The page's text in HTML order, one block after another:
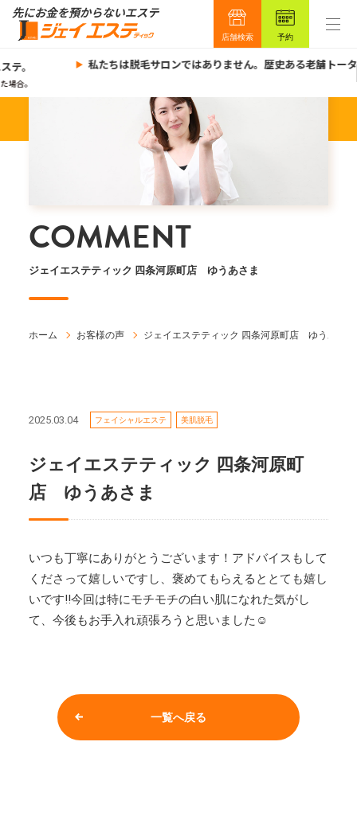
店舗検索 予約
テ。
場合。
私たちは脱毛サロンではありません。歴史ある老舗トー
COMMENT
ジェイエステティック 四条河原町店 ゆうあさま
ホーム お客様の声 ジェイエステティック 四条河原町店 ゆうあさま
2025.03.04 フェイシャルエステ 美肌脱毛
ジェイエステティック 四条河原町
店 ゆうあさま
いつも丁寧にありがとうございます！アドバイスもして
くださって嬉しいですし、褒めてもらえるととても嬉し
いです!!今回は特にモチモチの白い肌になれた気がし
て、今後もお手入れ頑張ろうと思いました☺
一覧へ戻る